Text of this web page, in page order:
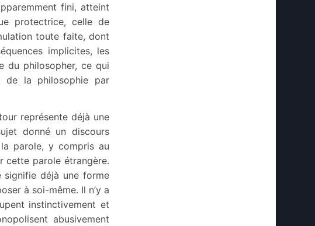
fini, atteint
protectrice, celle de
toute faite, dont
implicites, les
du philosopher, ce qui
de la philosophie par
représente déjà une
donné un discours
parole, y compris au
cette parole étrangère.
signifie déjà une forme
à soi-même. Il n’y a
instinctivement et
abusivement